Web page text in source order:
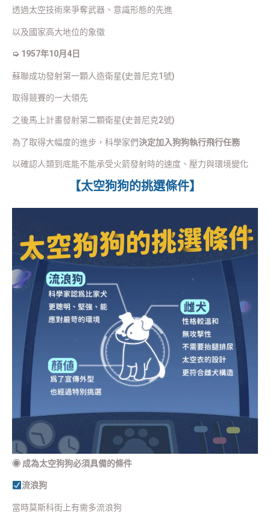
透過太空技術來爭奪武器、意識形態的先進
以及國家高大地位的象徵
➭ 1957年10月4日
蘇聯成功發射第一顆人造衛星(史普尼克1號)
取得競賽的一大領先
之後馬上計畫發射第二顆衛星(史普尼克2號)
為了取得大幅度的進步，科學家們決定加入狗狗執行飛行任務
以確認人類到底能不能承受火箭發射時的速度、壓力與環境變化
【太空狗狗的挑選條件】
◉ 成為太空狗狗必須具備的條件
流浪狗
當時莫斯科街上有需多流浪狗